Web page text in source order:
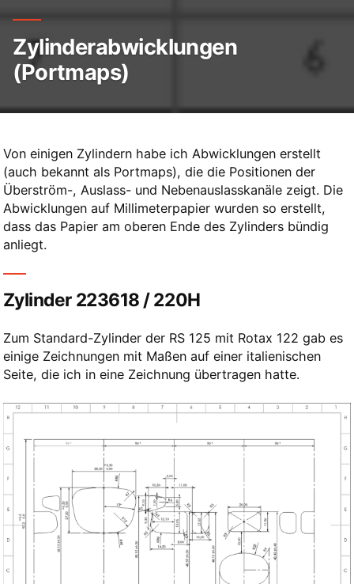
Zylinderabwicklungen
(Portmaps)
Von einigen Zylindern habe ich Abwicklungen erstellt
(auch bekannt als Portmaps), die die Positionen der
Überström-, Auslass- und Nebenauslasskanäle zeigt. Die
Abwicklungen auf Millimeterpapier wurden so erstellt,
dass das Papier am oberen Ende des Zylinders bündig
anliegt.
Zylinder 223618 / 220H
Zum Standard-Zylinder der RS 125 mit Rotax 122 gab es
einige Zeichnungen mit Maßen auf einer italienischen
Seite, die ich in eine Zeichnung übertragen hatte.